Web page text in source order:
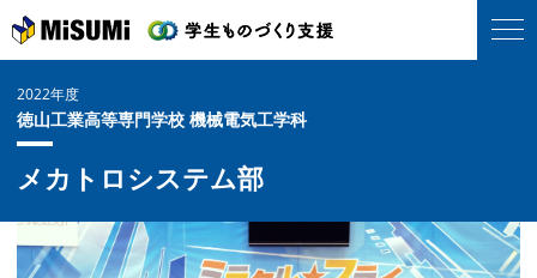
2022年度
徳山工業高等専門学校 機械電気工学科
メカトロシステム部